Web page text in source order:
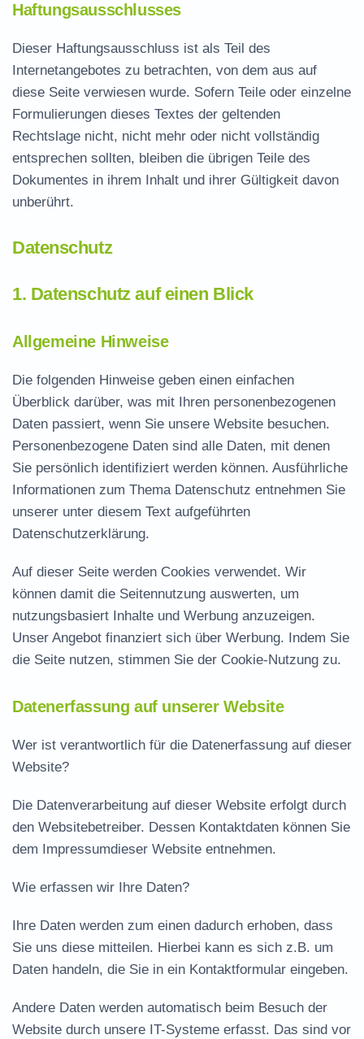
Haftungsausschlusses
Dieser Haftungsausschluss ist als Teil des
Internetangebotes zu betrachten, von dem aus auf
diese Seite verwiesen wurde. Sofern Teile oder einzelne
Formulierungen dieses Textes der geltenden
Rechtslage nicht, nicht mehr oder nicht vollständig
entsprechen sollten, bleiben die übrigen Teile des
Dokumentes in ihrem Inhalt und ihrer Gültigkeit davon
unberührt.
Datenschutz
1. Datenschutz auf einen Blick
Allgemeine Hinweise
Die folgenden Hinweise geben einen einfachen
Überblick darüber, was mit Ihren personenbezogenen
Daten passiert, wenn Sie unsere Website besuchen.
Personenbezogene Daten sind alle Daten, mit denen
Sie persönlich identifiziert werden können. Ausführliche
Informationen zum Thema Datenschutz entnehmen Sie
unserer unter diesem Text aufgeführten
Datenschutzerklärung.
Auf dieser Seite werden Cookies verwendet. Wir
können damit die Seitennutzung auswerten, um
nutzungsbasiert Inhalte und Werbung anzuzeigen.
Unser Angebot finanziert sich über Werbung. Indem Sie
die Seite nutzen, stimmen Sie der Cookie-Nutzung zu.
Datenerfassung auf unserer Website
Wer ist verantwortlich für die Datenerfassung auf dieser
Website?
Die Datenverarbeitung auf dieser Website erfolgt durch
den Websitebetreiber. Dessen Kontaktdaten können Sie
dem Impressumdieser Website entnehmen.
Wie erfassen wir Ihre Daten?
Ihre Daten werden zum einen dadurch erhoben, dass
Sie uns diese mitteilen. Hierbei kann es sich z.B. um
Daten handeln, die Sie in ein Kontaktformular eingeben.
Andere Daten werden automatisch beim Besuch der
Website durch unsere IT-Systeme erfasst. Das sind vor